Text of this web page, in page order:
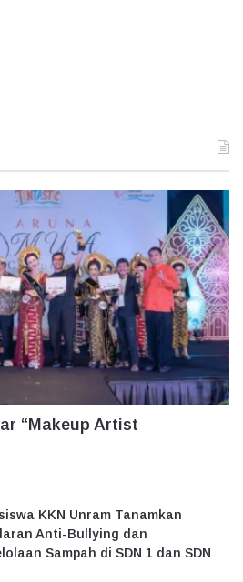
“Makeup Artist
KKN Unram Tanamkan
Anti-Bullying dan
Sampah di SDN 1 dan SDN